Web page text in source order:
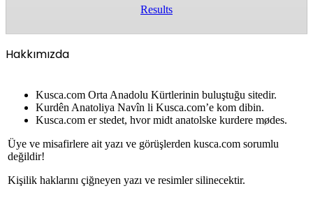
Results
Hakkımızda
Kusca.com Orta Anadolu Kürtlerinin buluştuğu sitedir.
Kurdên Anatoliya Navîn li Kusca.com’e kom dibin.
Kusca.com er stedet, hvor midt anatolske kurdere mødes.
Üye ve misafirlere ait yazı ve görüşlerden kusca.com sorumlu
değildir!
Kişilik haklarını çiğneyen yazı ve resimler silinecektir.